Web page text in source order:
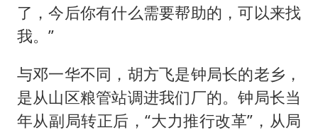
了，今后你有什么需要帮助的，可以来找
我。”
与邓一华不同，胡方飞是钟局长的老乡，
是从山区粮管站调进我们厂的。钟局长当
年从副局转正后，“大力推行改革”，从局